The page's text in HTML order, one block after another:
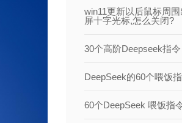
win11更新以后鼠标周
屏十字光标,怎么关闭?
30个高阶Deepseek指令
DeepSeek的60个喂饭
60个DeepSeek 喂饭指